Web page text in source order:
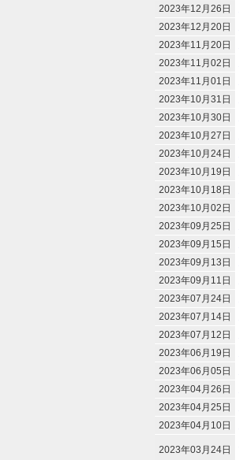
2023年12月26日
2023年12月20日
2023年11月20日
2023年11月02日
2023年11月01日
2023年10月31日
2023年10月30日
2023年10月27日
2023年10月24日
2023年10月19日
2023年10月18日
2023年10月02日
2023年09月25日
2023年09月15日
2023年09月13日
2023年09月11日
2023年07月24日
2023年07月14日
2023年07月12日
2023年06月19日
2023年06月05日
2023年04月26日
2023年04月25日
2023年04月10日
2023年03月24日